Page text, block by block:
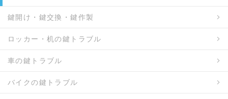
鍵開け・鍵交換・鍵作製
ロッカー・机の鍵トラブル
車の鍵トラブル
バイクの鍵トラブル